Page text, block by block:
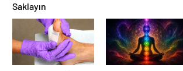
Saklayın